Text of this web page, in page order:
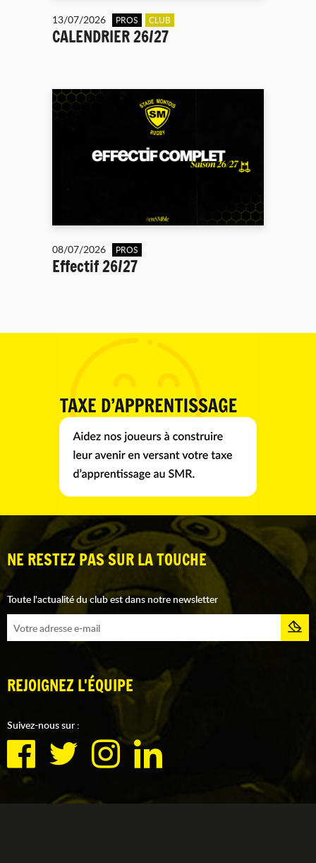
13/07/2026 PROS CLUB
CALENDRIER 26/27
08/07/2026 PROS
Effectif 26/27
NE RESTEZ PAS SUR LA TOUCHE
Toute l'actualité du club est dans notre newsletter
REJOIGNEZ L'ÉQUIPE
Suivez-nous sur :